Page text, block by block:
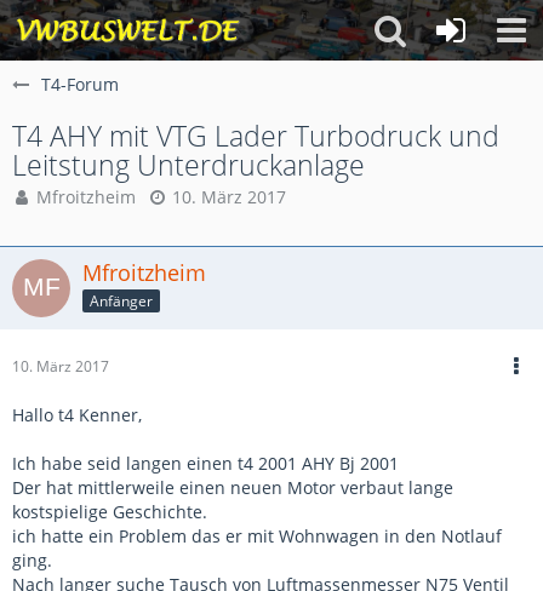
T4-Forum
T4 AHY mit VTG Lader Turbodruck und
Leitstung Unterdruckanlage
Mfroitzheim 10. März 2017
Mfroitzheim
Anfänger
10. März 2017
Hallo t4 Kenner,
Ich habe seid langen einen t4 2001 AHY Bj 2001
Der hat mittlerweile einen neuen Motor verbaut lange
kostspielige Geschichte.
ich hatte ein Problem das er mit Wohnwagen in den Notlauf
ging.
Nach langer suche Tausch von Luftmassenmesser N75 Ventil